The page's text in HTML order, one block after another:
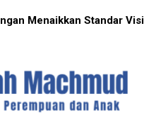
Menaikkan Standar Visi